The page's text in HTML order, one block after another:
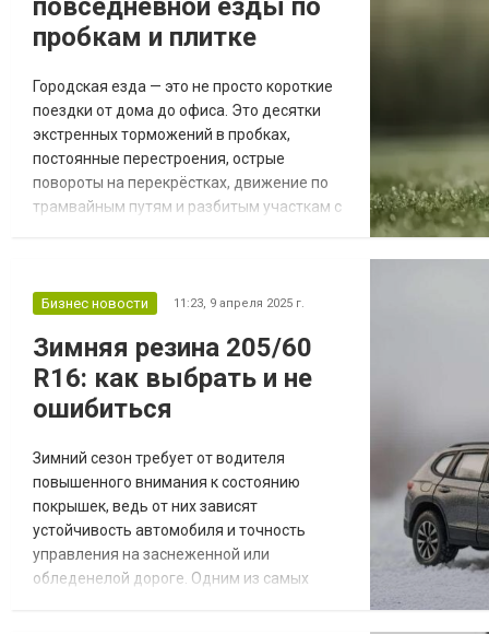
повседневной езды по
пробкам и плитке
Городская езда — это не просто короткие
поездки от дома до офиса. Это десятки
экстренных торможений в пробках,
постоянные перестроения, острые
повороты на перекрёстках, движение по
трамвайным путям и разбитым участкам с
машин практически не прекращаются.
безопасность, но и получать комфорт,
предсказуемость и тиш...
Бизнес новости 11:23, 9 апреля 2025 г.
Зимняя резина 205/60
R16: как выбрать и не
ошибиться
Зимний сезон требует от водителя
повышенного внимания к состоянию
покрышек, ведь от них зависят
устойчивость автомобиля и точность
управления на заснеженной или
обледенелой дороге. Одним из самых